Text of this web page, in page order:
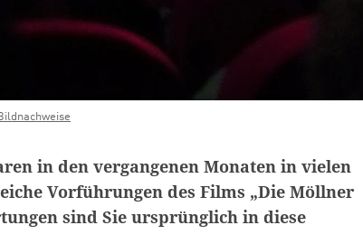
in den vergangenen Monaten in vielen
Vorführungen des Films „Die Möllner
sind Sie ursprünglich in diese